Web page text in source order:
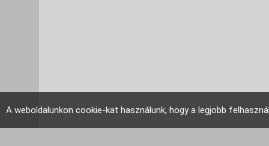
A weboldalunkon cookie-kat használunk, hogy a legjobb